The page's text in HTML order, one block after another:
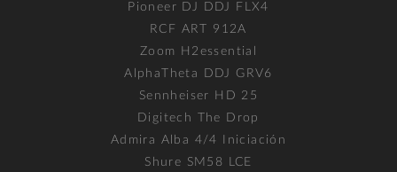
Pioneer DJ DDJ FLX4
RCF ART 912A
Zoom H2essential
AlphaTheta DDJ GRV6
Sennheiser HD 25
Digitech The Drop
Admira Alba 4/4 Iniciación
Shure SM58 LCE